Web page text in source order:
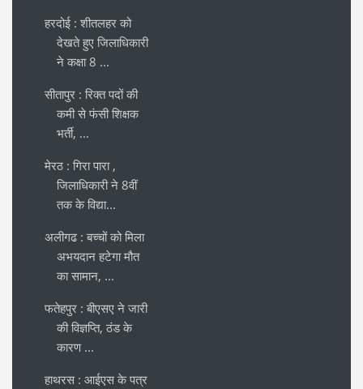
हरदोई : शीतलहर को
देखते हुए जिलाधिकारी
ने कक्षा 8 ...
सीतापुर : रिक्त पदों की
कमी से फंसी शिक्षक
भर्ती, ...
मेरठ : गिरा पारा ,
जिलाधिकारी ने 8वीं
तक के विद्या...
अलीगढ : बच्चों को मिला
अभयदान हटेगा मौत
का सामान, ...
फतेहपुर : बीएसए ने जारी
की विज्ञप्ति, ठंड के
कारण ...
हाथरस : आईएस के पत्र